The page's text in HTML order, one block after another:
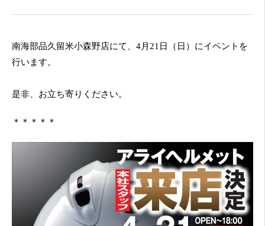
南海部品久留米小森野店にて、4月21日（日）にイベントを
行います。
是非、お立ち寄りください。
＊＊＊＊＊